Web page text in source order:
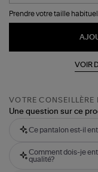
Prendre votre taille
VOIR
VOTRE CONSEILLÈRE
Une question sur ce
Ce pantalon est-il
Comment dois-je
qualité?